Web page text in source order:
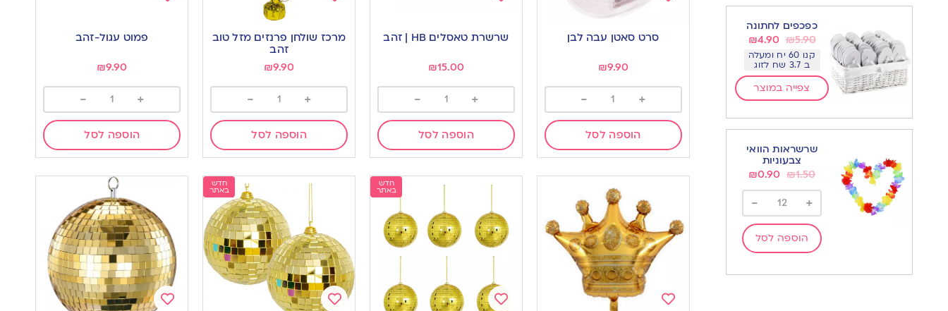
כפכפים לחתונה
₪5.90
₪4.90
קנו 60 יח ומעלה
ב 3.7 שח לזוג
צפייה במוצר
שרשראות הוואי
צבעוניות
₪1.50
₪0.90
+
-
הוספה לסל
wishlist
סרט סאטן עבה לבן
₪9.90
+
-
הוספה לסל
to
wishlist
שרשרת טאסלים HB | זהב
₪15.00
+
-
הוספה לסל
to
wishlist
מרכז שולחן פרנזים מזל טוב
זהב
₪9.90
+
-
הוספה לסל
wishlist
פמוט עגול-זהב
₪9.90
+
-
הוספה לסל
חדש
באתר
חדש
באתר